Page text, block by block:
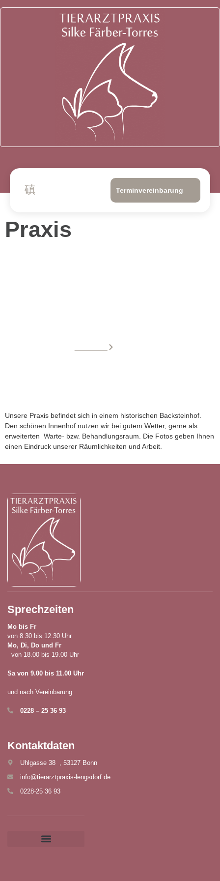
Terminvereinbarung
Praxis
Unsere Praxis befindet sich in einem historischen Backsteinhof.
Den schönen Innenhof nutzen wir bei gutem Wetter, gerne als
erweiterten Warte- bzw. Behandlungsraum. Die Fotos geben Ihnen
einen Eindruck unserer Räumlichkeiten und Arbeit.
Sprechzeiten
Mo bis Fr
von 8.30 bis 12.30 Uhr
Mo, Di, Do und Fr
von 18.00 bis 19.00 Uhr
Sa von 9.00 bis 11.00 Uhr
und nach Vereinbarung
0228 – 25 36 93
Kontaktdaten
Uhlgasse 38 , 53127 Bonn
info@tierarztpraxis-lengsdorf.de
0228-25 36 93